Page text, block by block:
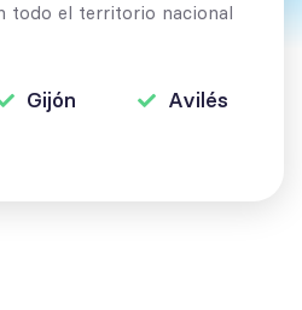
todo el territorio nacional
Gijón Avilés